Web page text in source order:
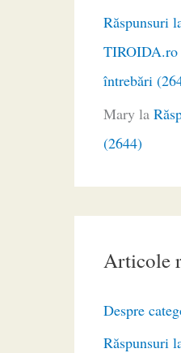
Răspunsuri
TIROIDA.ro
întrebări
Mary la
(2644)
Articole
Despre
Răspunsuri